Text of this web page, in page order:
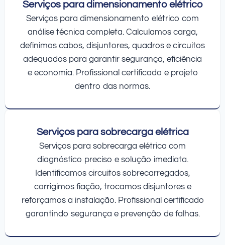
Serviços para dimensionamento elétrico
Serviços para dimensionamento elétrico com
análise técnica completa. Calculamos carga,
definimos cabos, disjuntores, quadros e circuitos
adequados para garantir segurança, eficiência
e economia. Profissional certificado e projeto
dentro das normas.
Serviços para sobrecarga elétrica
Serviços para sobrecarga elétrica com
diagnóstico preciso e solução imediata.
Identificamos circuitos sobrecarregados,
corrigimos fiação, trocamos disjuntores e
reforçamos a instalação. Profissional certificado
garantindo segurança e prevenção de falhas.